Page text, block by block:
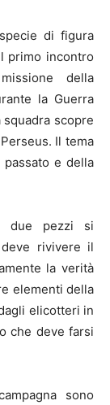
di figura
primo incontro
della
la Guerra
scopre
Il tema
passato e della
due pezzi si
rivivere il
la verità
elementi della
elicotteri in
che deve farsi
sono